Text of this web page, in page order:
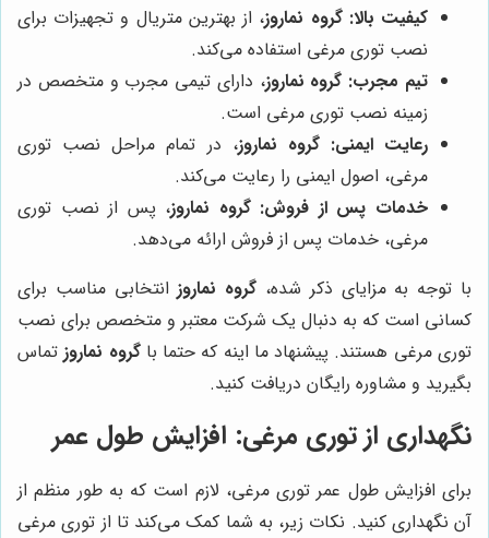
کیفیت بالا: گروه نماروز، از بهترین متریال و تجهیزات برای
نصب توری مرغی استفاده می‌کند.
تیم مجرب: گروه نماروز، دارای تیمی مجرب و متخصص در
زمینه نصب توری مرغی است.
رعایت ایمنی: گروه نماروز، در تمام مراحل نصب توری
مرغی، اصول ایمنی را رعایت می‌کند.
خدمات پس از فروش: گروه نماروز، پس از نصب توری
مرغی، خدمات پس از فروش ارائه می‌دهد.
با توجه به مزایای ذکر شده، گروه نماروزانتخابی مناسب برای
کسانی است که به دنبال یک شرکت معتبر و متخصص برای نصب
توری مرغی هستند. پیشنهاد ما اینه که حتما باگروه نماروزتماس
بگیرید و مشاوره رایگان دریافت کنید.
نگهداری از توری مرغی: افزایش طول عمر
برای افزایش طول عمر توری مرغی، لازم است که به طور منظم از
آن نگهداری کنید. نکات زیر، به شما کمک می‌کند تا از توری مرغی